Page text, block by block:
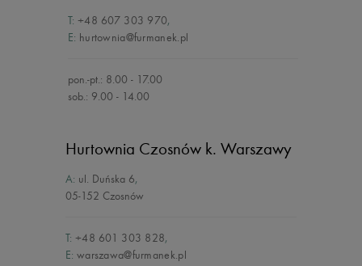
T: +48 607 303 970,
E: hurtownia@furmanek.pl
pon.-pt.: 8.00 - 17.00
sob.: 9.00 - 14.00
Hurtownia Czosnów k. Warszawy
A: ul. Duńska 6,
05-152 Czosnów
T: +48 601 303 828,
E: warszawa@furmanek.pl